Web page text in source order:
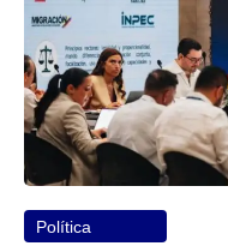
Política